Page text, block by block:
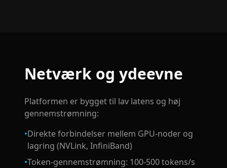
Netværk og ydeevne
Platformen er bygget til lav latens og høj
gennemstrømning:
•Direkte forbindelser mellem GPU-noder og
lagring (NVLink, InfiniBand)
•Token-gennemstrømning: 100-500 tokens/s